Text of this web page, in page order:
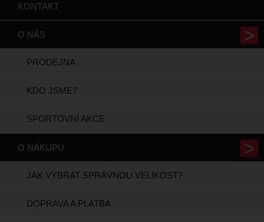
KONTAKT
O NÁS
PRODEJNA
KDO JSME?
SPORTOVNÍ AKCE
O NÁKUPU
JAK VYBRAT SPRÁVNOU VELIKOST?
DOPRAVA A PLATBA